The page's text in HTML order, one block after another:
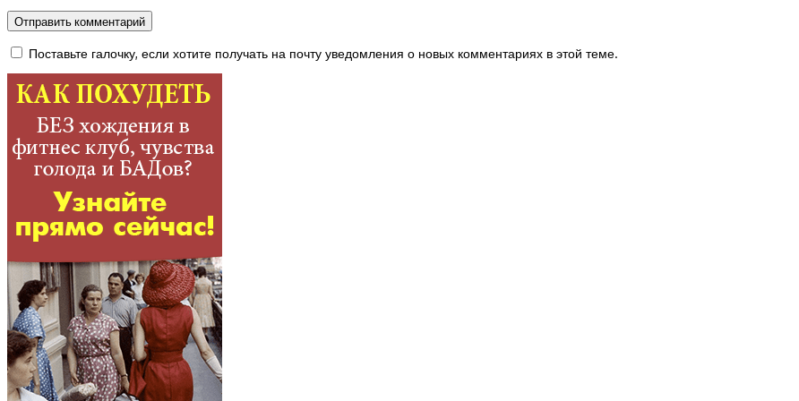
Поставьте галочку, если хотите получать на почту уведомления о новых комментариях в этой теме.